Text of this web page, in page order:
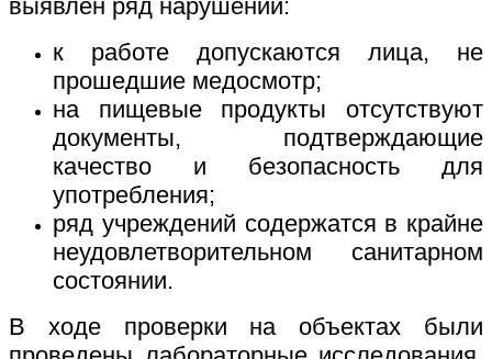
выявлен ряд нарушений:
к работе допускаются лица, не
прошедшие медосмотр;
на пищевые продукты отсутствуют
документы, подтверждающие
качество и безопасность для
употребления;
ряд учреждений содержатся в крайне
неудовлетворительном санитарном
состоянии.
В ходе проверки на объектах были